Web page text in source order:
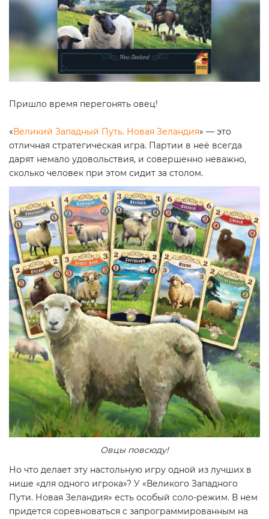
Пришло время перегонять овец!
«Великий Западный Путь. Новая Зеландия» — это
отличная стратегическая игра. Партии в неё всегда
дарят немало удовольствия, и совершенно неважно,
сколько человек при этом сидит за столом.
Овцы повсюду!
Но что делает эту настольную игру одной из лучших в
нише «для одного игрока»? У «Великого Западного
Пути. Новая Зеландия» есть особый соло-режим. В нем
придется соревноваться с запрограммированным на